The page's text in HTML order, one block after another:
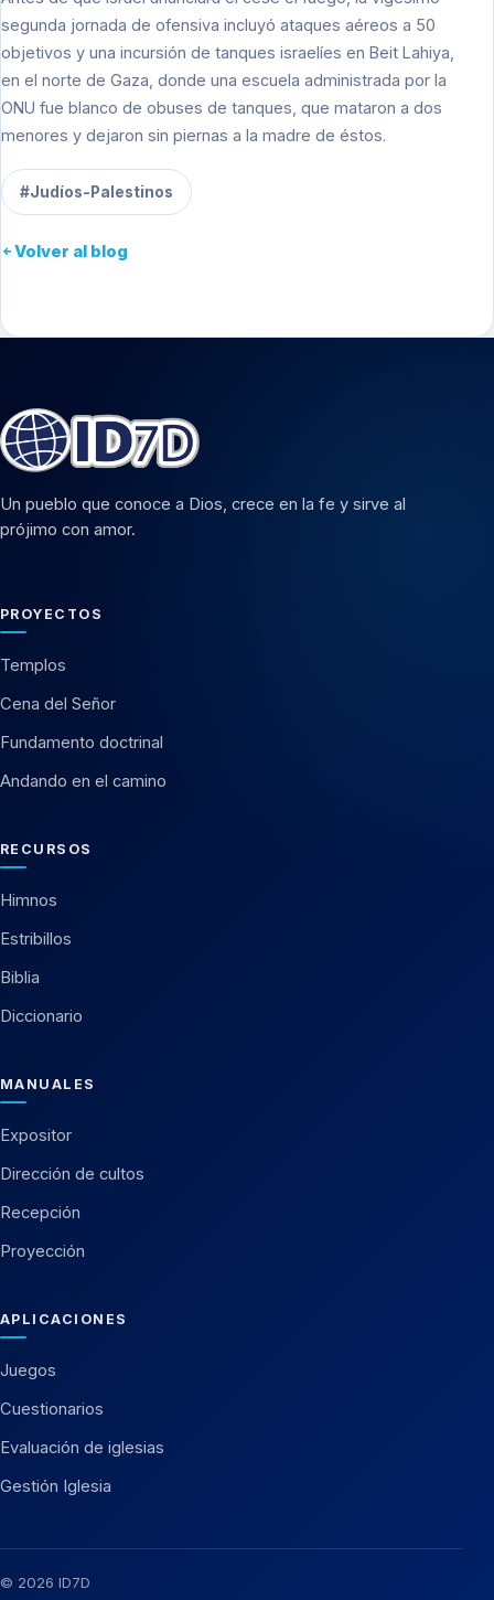
segunda jornada de ofensiva incluyó ataques aéreos a 50
objetivos y una incursión de tanques israelíes en Beit Lahiya,
en el norte de Gaza, donde una escuela administrada por la
ONU fue blanco de obuses de tanques, que mataron a dos
menores y dejaron sin piernas a la madre de éstos.
#Judíos-Palestinos
Volver al blog
Un pueblo que conoce a Dios, crece en la fe y sirve al
prójimo con amor.
PROYECTOS
Templos
Cena del Señor
Fundamento doctrinal
Andando en el camino
RECURSOS
Himnos
Estribillos
Biblia
Diccionario
MANUALES
Expositor
Dirección de cultos
Recepción
Proyección
APLICACIONES
Juegos
Cuestionarios
Evaluación de iglesias
Gestión Iglesia
© 2026 ID7D